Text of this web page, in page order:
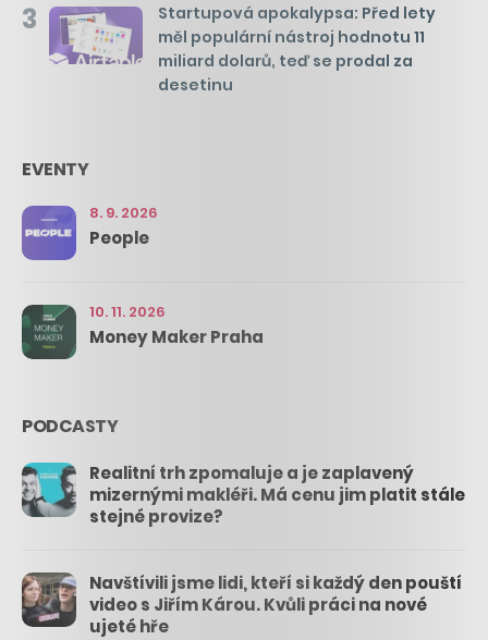
3
Startupová apokalypsa: Před lety
měl populární nástroj hodnotu 11
miliard dolarů, teď se prodal za
desetinu
EVENTY
8. 9. 2026
People
10. 11. 2026
Money Maker Praha
PODCASTY
Realitní trh zpomaluje a je zaplavený
mizernými makléři. Má cenu jim platit stále
stejné provize?
Navštívili jsme lidi, kteří si každý den pouští
video s Jiřím Károu. Kvůli práci na nové
ujeté hře